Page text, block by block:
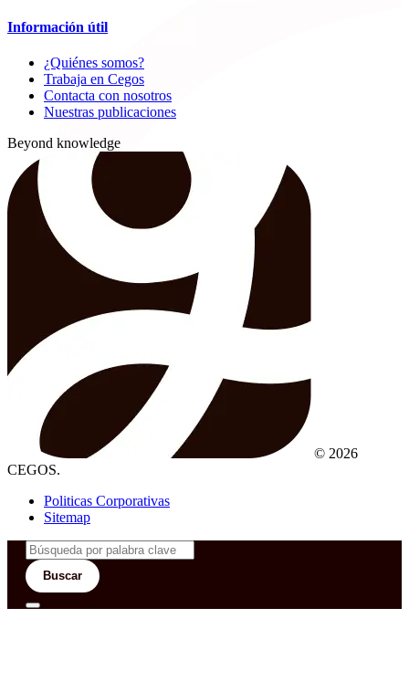
Información útil
¿Quiénes somos?
Trabaja en Cegos
Contacta con nosotros
Nuestras publicaciones
Beyond knowledge
© 2026
CEGOS.
Politicas Corporativas
Sitemap
Buscar